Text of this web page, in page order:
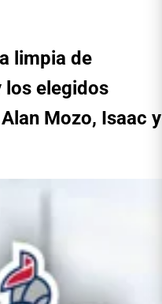
limpia de
los elegidos
Mozo, Isaac y